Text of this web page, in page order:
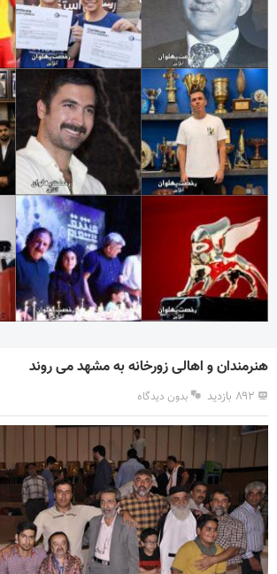
هنرمندان و اهالی زورخانه به مشهد می روند
۸۹۲ بازدید بدون دیدگاه